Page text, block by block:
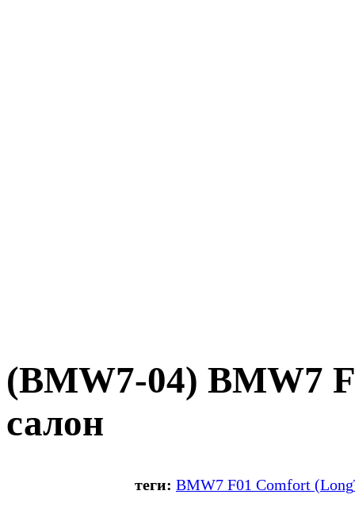
(BMW7-04) BMW7
салон
теги: BMW7 F01 Comfort (Long